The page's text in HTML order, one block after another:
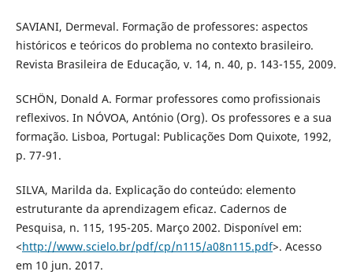
SAVIANI, Dermeval. Formação de professores: aspectos
históricos e teóricos do problema no contexto brasileiro.
Revista Brasileira de Educação, v. 14, n. 40, p. 143-155, 2009.
SCHÖN, Donald A. Formar professores como profissionais
reflexivos. In NÓVOA, António (Org). Os professores e a sua
formação. Lisboa, Portugal: Publicações Dom Quixote, 1992,
p. 77-91.
SILVA, Marilda da. Explicação do conteúdo: elemento
estruturante da aprendizagem eficaz. Cadernos de
Pesquisa, n. 115, 195-205. Março 2002. Disponível em:
<http://www.scielo.br/pdf/cp/n115/a08n115.pdf>. Acesso
em 10 jun. 2017.